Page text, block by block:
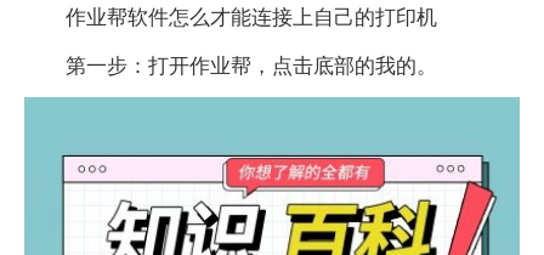
作业帮软件怎么才能连接上自己的打印机
第一步：打开作业帮，点击底部的我的。